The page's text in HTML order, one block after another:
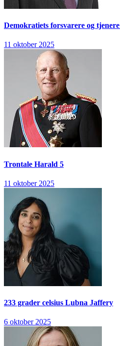
Demokratiets forsvarere og tjenere
11 oktober 2025
Trontale Harald 5
11 oktober 2025
233 grader celsius Lubna Jaffery
6 oktober 2025